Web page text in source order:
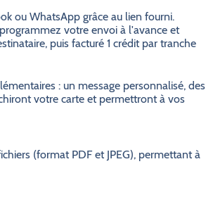
ou WhatsApp grâce au lien fourni.
votre envoi à l'avance et
puis facturé 1 crédit par tranche
: un message personnalisé, des
votre carte et permettront à vos
(format PDF et JPEG), permettant à